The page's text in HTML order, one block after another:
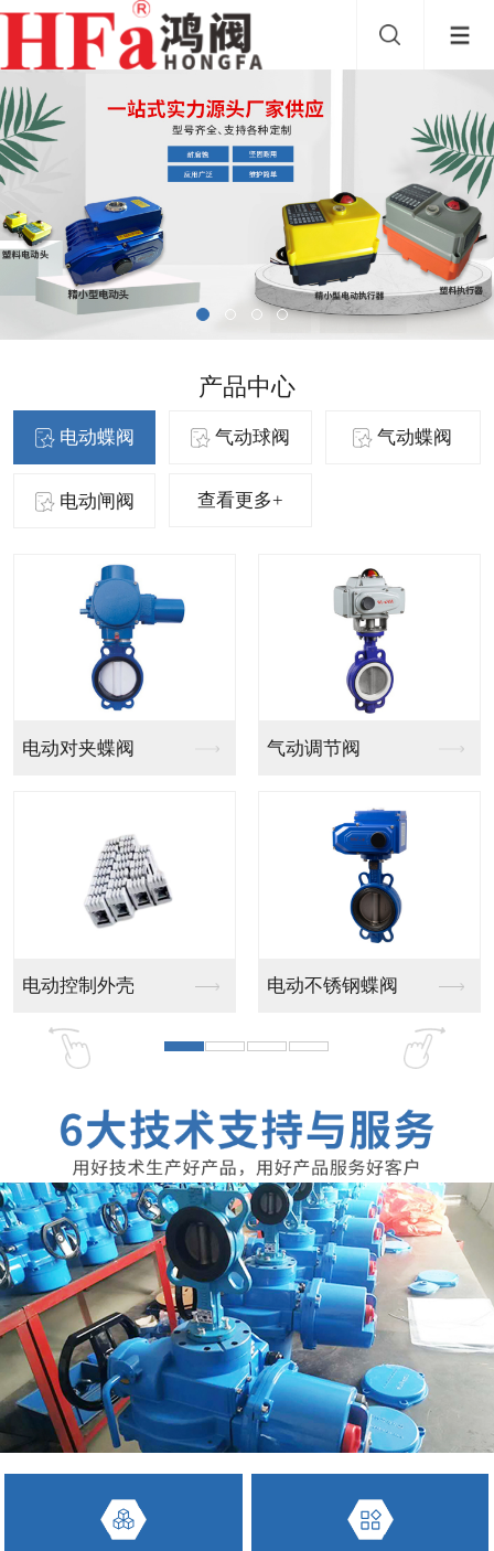
产品中心
电动蝶阀 气动球阀 气动蝶阀
电动闸阀 查看更多+
气动法兰球阀 气动PVC球阀
气动PPH球阀